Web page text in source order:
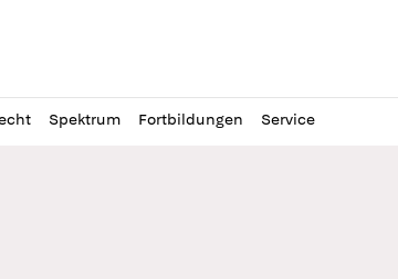
Spektrum Fortbildungen Service